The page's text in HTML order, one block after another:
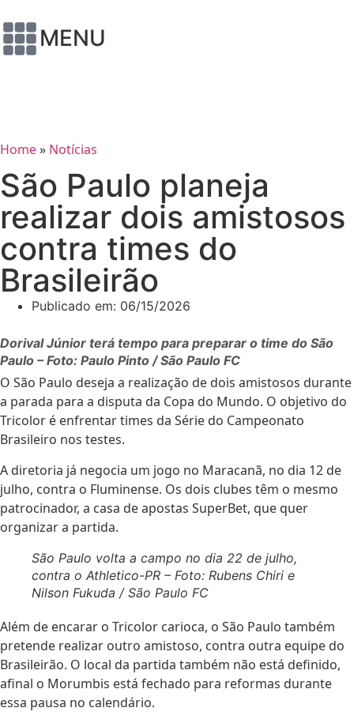
MENU
Home» Notícias
São Paulo planeja
realizar dois amistosos
contra times do
Brasileirão
Publicado em: 06/15/2026
Dorival Júnior terá tempo para preparar o time do São
Paulo – Foto: Paulo Pinto / São Paulo FC
O São Paulo deseja a realização de dois amistosos durante
a parada para a disputa da Copa do Mundo. O objetivo do
Tricolor é enfrentar times da Série do Campeonato
Brasileiro nos testes.
A diretoria já negocia um jogo no Maracanã, no dia 12 de
julho, contra o Fluminense. Os dois clubes têm o mesmo
patrocinador, a casa de apostas SuperBet, que quer
organizar a partida.
São Paulo volta a campo no dia 22 de julho,
contra o Athletico-PR – Foto: Rubens Chiri e
Nilson Fukuda / São Paulo FC
Além de encarar o Tricolor carioca, o São Paulo também
pretende realizar outro amistoso, contra outra equipe do
Brasileirão. O local da partida também não está definido,
afinal o Morumbis está fechado para reformas durante
essa pausa no calendário.